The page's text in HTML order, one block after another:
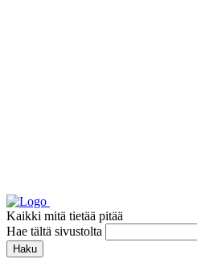
Kaikki mitä tietää pitää
Hae tältä sivustolta
Haku